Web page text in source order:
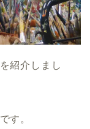
紹介しまし
す。